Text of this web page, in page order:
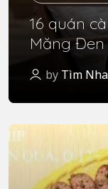
16 quán
Măng
by Tìm